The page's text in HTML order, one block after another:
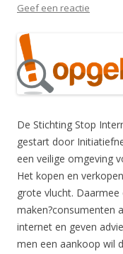
Geef een reactie
De Stichting Stop
gestart door
een veilige omgeving
Het kopen en
grote vlucht. Daarmee
maken?consumenten
internet en geven
men een aankoop wil